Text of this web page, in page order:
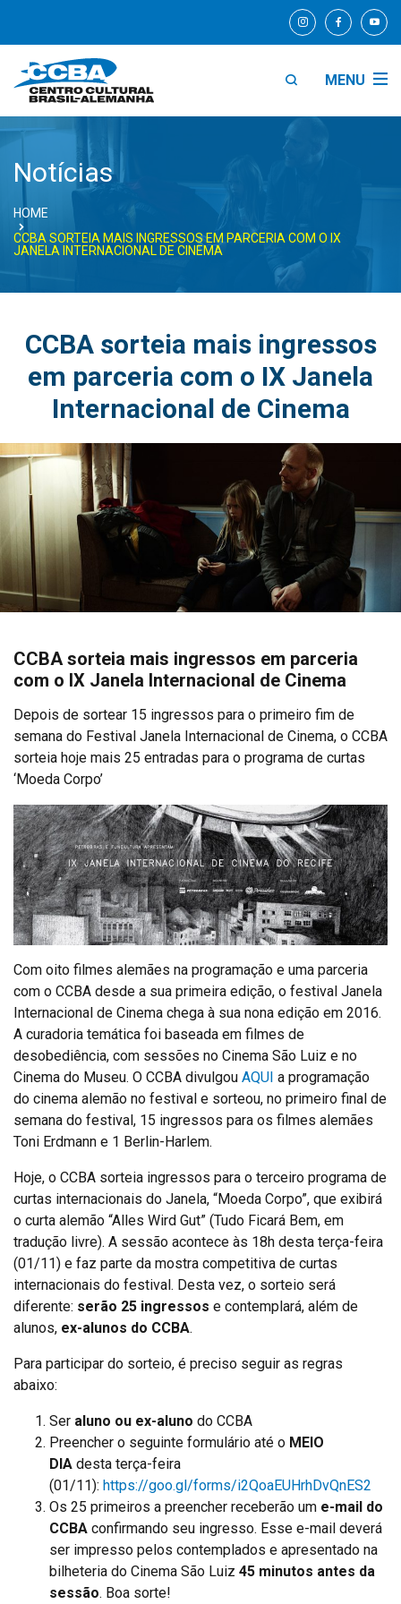
MENU
Notícias
HOME
CCBA SORTEIA MAIS INGRESSOS EM PARCERIA COM O IX
JANELA INTERNACIONAL DE CINEMA
CCBA sorteia mais ingressos
em parceria com o IX Janela
Internacional de Cinema
CCBA sorteia mais ingressos em parceria
com o IX Janela Internacional de Cinema
Depois de sortear 15 ingressos para o primeiro fim de
semana do Festival Janela Internacional de Cinema, o CCBA
sorteia hoje mais 25 entradas para o programa de curtas
‘Moeda Corpo’
Com oito filmes alemães na programação e uma parceria
com o CCBA desde a sua primeira edição, o festival Janela
Internacional de Cinema chega à sua nona edição em 2016.
A curadoria temática foi baseada em filmes de
desobediência, com sessões no Cinema São Luiz e no
Cinema do Museu. O CCBA divulgou AQUI a programação
do cinema alemão no festival e sorteou, no primeiro final de
semana do festival, 15 ingressos para os filmes alemães
Toni Erdmann e 1 Berlin-Harlem.
Hoje, o CCBA sorteia ingressos para o terceiro programa de
curtas internacionais do Janela, “Moeda Corpo”, que exibirá
o curta alemão “Alles Wird Gut” (Tudo Ficará Bem, em
tradução livre). A sessão acontece às 18h desta terça-feira
(01/11) e faz parte da mostra competitiva de curtas
internacionais do festival. Desta vez, o sorteio será
diferente: serão 25 ingressos e contemplará, além de
alunos, ex-alunos do CCBA.
Para participar do sorteio, é preciso seguir as regras
abaixo:
Ser aluno ou ex-aluno do CCBA
Preencher o seguinte formulário até o MEIO
DIA desta terça-feira
(01/11): https://goo.gl/forms/i2QoaEUHrhDvQnES2
Os 25 primeiros a preencher receberão um e-mail do
CCBA confirmando seu ingresso. Esse e-mail deverá
ser impresso pelos contemplados e apresentado na
bilheteria do Cinema São Luiz 45 minutos antes da
sessão. Boa sorte!